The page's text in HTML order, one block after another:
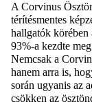
A Corvinus
térítésmentes
hallgatók körében
93%-a kezdte
Nemcsak a
hanem arra is,
során ugyanis az
csökken az